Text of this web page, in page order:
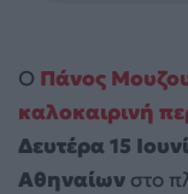
Ο Πάνος
καλοκαιρινή
Δευτέρα 15
Αθηναίων στο